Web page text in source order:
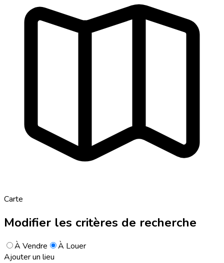
Carte
Modifier les critères de recherche
À Vendre
À Louer
Ajouter un lieu